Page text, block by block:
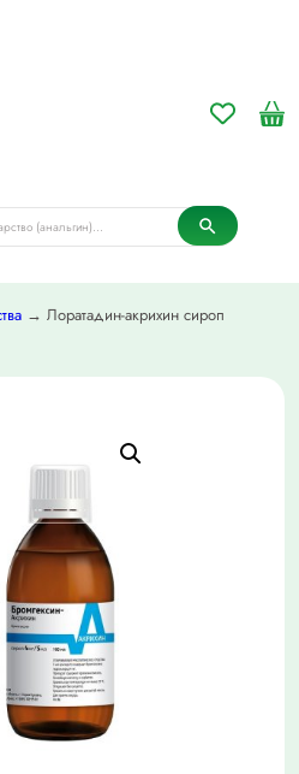
→ Лоратадин-акрихин сироп